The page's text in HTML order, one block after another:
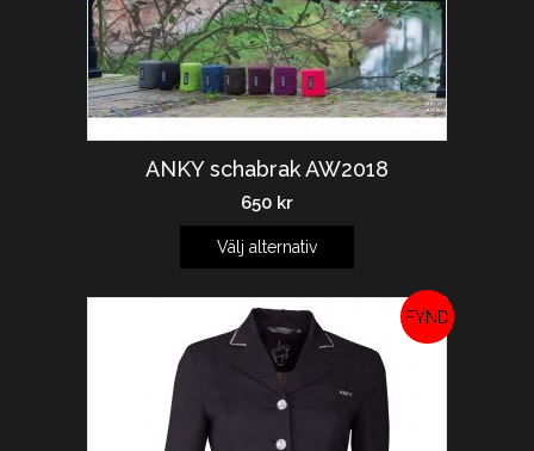
ANKY schabrak AW2018
650 kr
Välj alternativ